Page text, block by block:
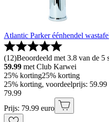
Atlantic Parker éénhendel
(12)Beoordeeld met 3.8 van de 5
59.99 met Club Karwei
25% korting25% korting
25% korting, voordeelprijs:
79.99
Prijs: 79.99 euro